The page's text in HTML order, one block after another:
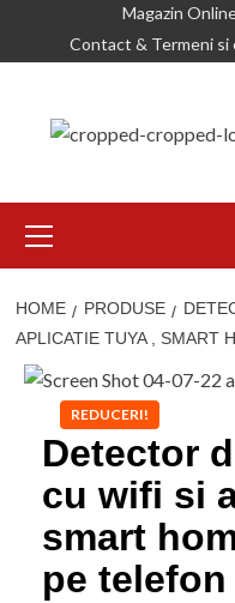
Magazin
Contact & Termeni si
Menu
HOME PRODUSE
APLICATIE TUYA , SMART
REDUCERI!
Detector
cu wifi si
smart
pe telefon